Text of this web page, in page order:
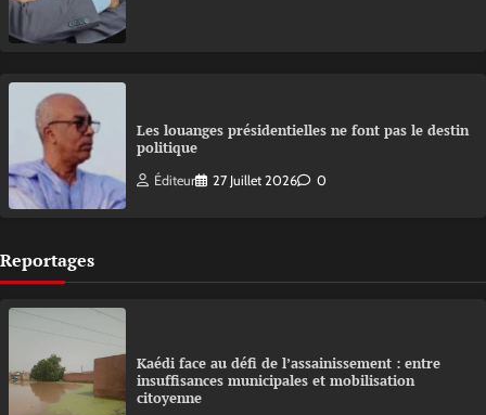
Les louanges présidentielles ne font pas le destin
politique
Éditeur 27 Juillet 2026 0
Reportages
Kaédi face au défi de l’assainissement : entre
insuffisances municipales et mobilisation
citoyenne